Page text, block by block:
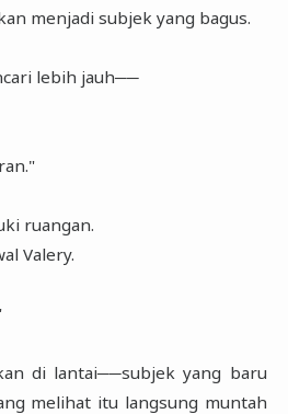
menjadi subjek yang bagus.
lebih jauh──
ruangan.
Valery.
di lantai──subjek yang baru
melihat itu langsung muntah